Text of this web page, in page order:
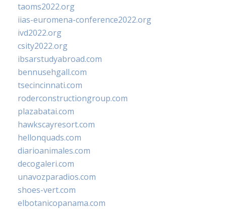
taoms2022.org
iias-euromena-conference2022.org
ivd2022.org
csity2022.org
ibsarstudyabroad.com
bennusehgall.com
tsecincinnati.com
roderconstructiongroup.com
plazabatai.com
hawkscayresort.com
hellonquads.com
diarioanimales.com
decogaleri.com
unavozparadios.com
shoes-vert.com
elbotanicopanama.com